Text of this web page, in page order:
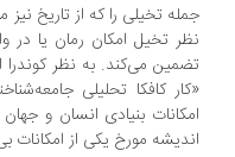
تخیلی را که از تاریخ نیز
تخیل امکان رمان یا در واقع
می‌کند. به نظر کوندرا این
کافکا تحلیلی جامعه‌شناختی
بنیادی انسان و جهان
مورخ یکی از امکانات بی‌چون